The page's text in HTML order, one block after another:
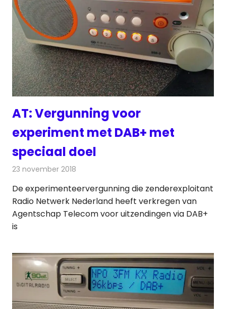
AT: Vergunning voor
experiment met DAB+ met
speciaal doel
23 november 2018
De experimenteervergunning die zenderexploitant
Radio Netwerk Nederland heeft verkregen van
Agentschap Telecom voor uitzendingen via DAB+
is